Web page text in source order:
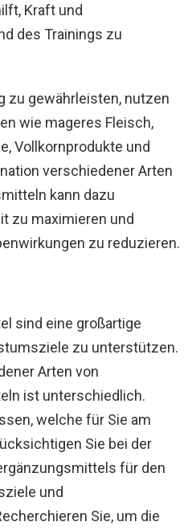
Kraft und
des Trainings zu
zu gewährleisten, nutzen
wie mageres Fleisch,
Vollkornprodukte und
verschiedener Arten
kann dazu
zu maximieren und
zu reduzieren.
sind eine großartige
zu unterstützen.
Arten von
ist unterschiedlich.
welche für Sie am
Sie bei der
für den
und
Sie, um die